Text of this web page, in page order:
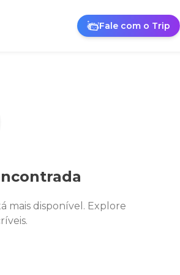
Fale com o Trip
mais disponível. Explore